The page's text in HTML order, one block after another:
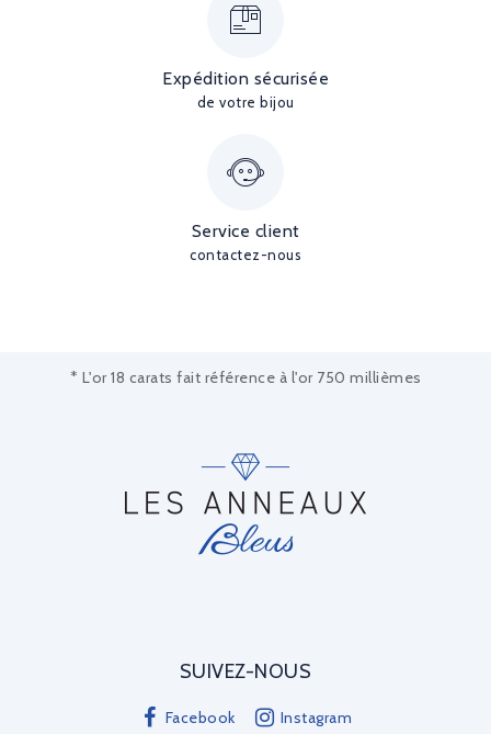
Expédition sécurisée
de votre bijou
Service client
contactez-nous
* L'or 18 carats fait référence à l'or 750 millièmes
SUIVEZ-NOUS
Facebook Instagram